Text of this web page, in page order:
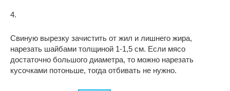
4.
Свиную вырезку зачистить от жил и лишнего жира,
нарезать шайбами толщиной 1-1,5 см. Если мясо
достаточно большого диаметра, то можно нарезать
кусочками потоньше, тогда отбивать не нужно.